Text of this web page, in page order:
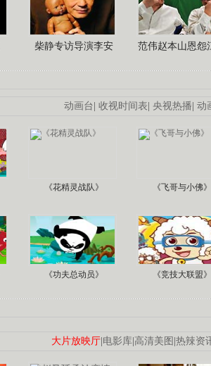
柴静专访导演李安 范伟赵本山恩怨
动画台| 收视时间表| 央视热播| 动
《花精灵战队》 《飞哥与小佛》
《功夫总动员》 《竞技大联盟》
大片放映厅|电影库|高清美图 |热辣资